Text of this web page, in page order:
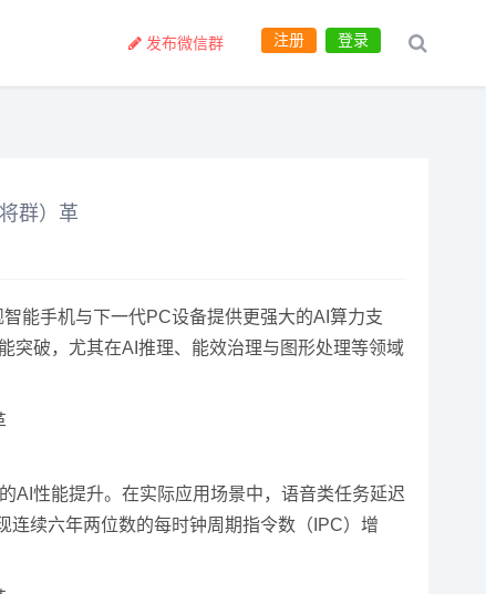
登录
注册
发布微信群
群）革
手机与下一代PC设备提供更强大的AI算力支
突破，尤其在AI推理、能效治理与图形处理等领域
性能提升。在实际应用场景中，语音类任务延迟
连续六年两位数的每时钟周期指令数（IPC）增